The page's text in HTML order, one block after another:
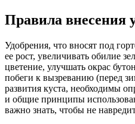
Правила внесения
Удобрения, что вносят под
ее рост, увеличивать обилие
цветение, улучшать окрас
побеги к вызреванию (перед
развития куста, необходимы
и общие принципы
важно знать, чтобы не